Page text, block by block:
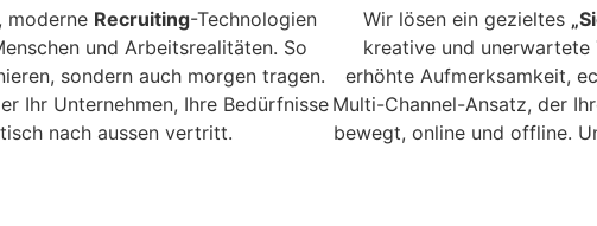
mod­erne Recruit­ing-Tech­nolo­gien
und Arbeit­sre­al­itäten. So
son­dern auch mor­gen tra­gen.
Ihr Unternehmen, Ihre Bedürfnisse
nach aussen ver­tritt.
Wir lösen ein gezieltes
kreative und uner­wartete
erhöhte Aufmerk­samkeit,
Mul­ti-Chan­nel-Ansatz, der
bewegt, online und offline.